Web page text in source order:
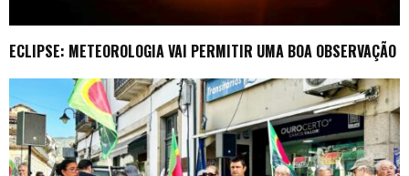
ECLIPSE: METEOROLOGIA VAI PERMITIR UMA BOA OBSERVAÇÃO